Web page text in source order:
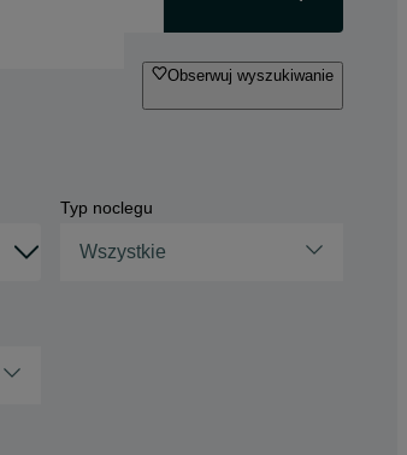
Obserwuj wyszukiwanie
Typ noclegu
Wszystkie